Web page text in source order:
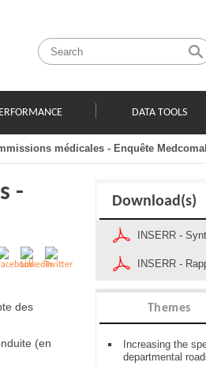
DATA TOOLS
médicales - Enquête
-
des
(en
Download(s)
INSERR -
INSERR -
Themes
Increasing the
departmental